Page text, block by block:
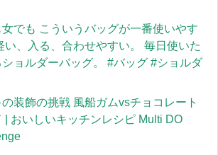
女でも こういうバッグが一番使いやす
い、入る、合わせやすい。 毎日使いた
ショルダーバッグ。 #バッグ #ショルダ
装飾の挑戦 風船ガムvsチョコレート
| おいしいキッチンレシピ Multi DO